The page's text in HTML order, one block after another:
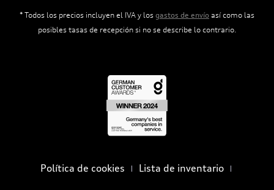
* Todos los precios incluyen el IVA y los gastos de envío así como las
posibles tasas de recepción si no se describe lo contrario.
Política de cookies Lista de inventario